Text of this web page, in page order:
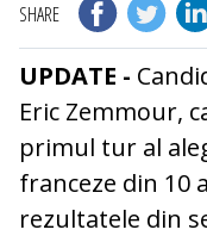
SHARE
UPDATE -
Eric Zemmour,
primul tur al
franceze din 10
rezultatele din